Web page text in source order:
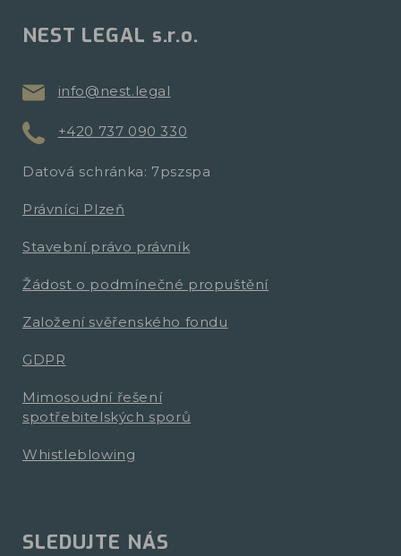
NEST LEGAL s.r.o.
info@nest.legal
+420 737 090 330
Datová schránka: 7pszspa
Právníci Plzeň
Stavební právo právník
Žádost o podmínečné propuštění
Založení svěřenského fondu
GDPR
Mimosoudní řešení
spotřebitelských sporů
Whistleblowing
SLEDUJTE NÁS